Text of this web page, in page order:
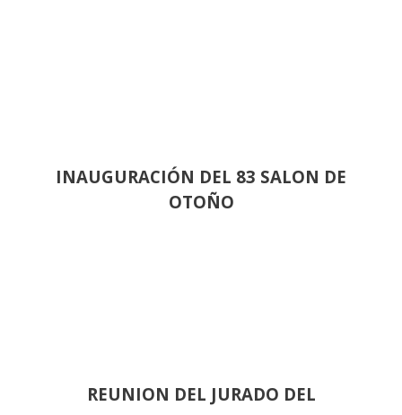
INAUGURACIÓN DEL 83 SALON DE
OTOÑO
REUNION DEL JURADO DEL